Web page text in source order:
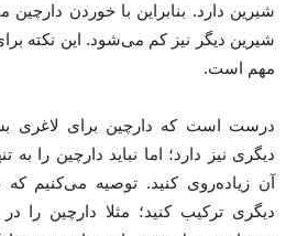
شیرین دارد. بنابراین با خوردن
شیرین دیگر نیز کم می‌شود. این نکته برای
مهم است.
درست است که دارچین برای لاغری
دیگری نیز دارد؛ اما نباید دارچین را
آن زیاده‌روی کنید. توصیه می‌کنیم که
دیگری ترکیب کنید؛ مثلا دارچین را